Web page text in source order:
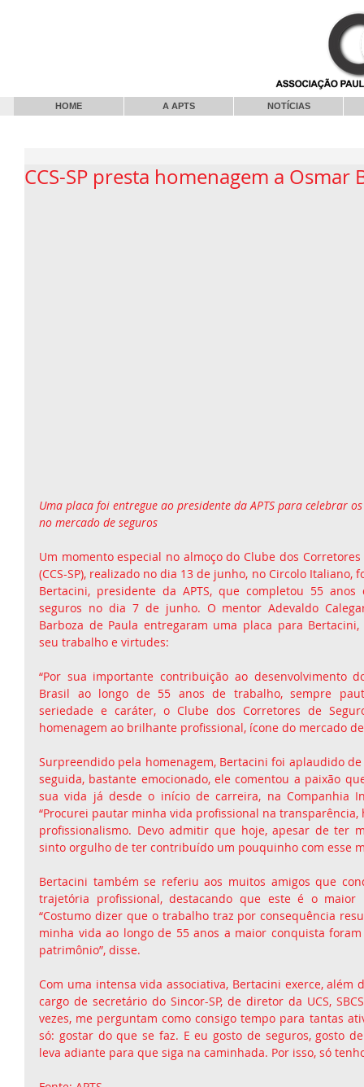
HOME A APTS NOTÍCIAS
CCS-SP presta homenagem a Osmar
Uma placa foi entregue ao presidente da APTS para celebrar
no mercado de seguros
Um momento especial no almoço do Clube dos Corretores
(CCS-SP), realizado no dia 13 de junho, no Circolo Italiano,
Bertacini, presidente da APTS, que completou 55
seguros no dia 7 de junho. O mentor Adevaldo
Barboza de Paula entregaram uma placa para
seu trabalho e virtudes:
“Por sua importante contribuição ao desenvolvimento
Brasil ao longo de 55 anos de trabalho, sempre
seriedade e caráter, o Clube dos Corretores de
homenagem ao brilhante profissional, ícone do mercado
Surpreendido pela homenagem, Bertacini foi aplaudido
seguida, bastante emocionado, ele comentou a paixão
sua vida já desde o início de carreira, na Companhia
“Procurei pautar minha vida profissional na
profissionalismo. Devo admitir que hoje, apesar de ter
sinto orgulho de ter contribuído um pouquinho com esse
Bertacini também se referiu aos muitos amigos que
trajetória profissional, destacando que este é o maior
“Costumo dizer que o trabalho traz por consequência
minha vida ao longo de 55 anos a maior conquista
patrimônio”, disse.
Com uma intensa vida associativa, Bertacini exerce, além
cargo de secretário do Sincor-SP, de diretor da UCS,
vezes, me perguntam como consigo tempo para tantas
só: gostar do que se faz. E eu gosto de seguros, gosto
leva adiante para que siga na caminhada. Por isso, só